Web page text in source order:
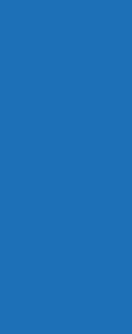
toptan
yüksek
tanır. Özellikle
çocukların
ürünlerdir.
Seçenekleri:
kadar geniş
en son
kadar